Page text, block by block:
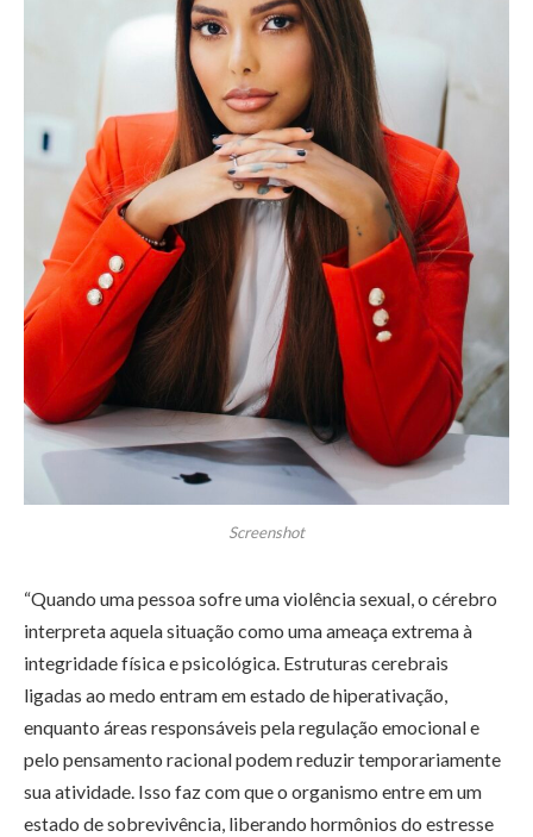
Screenshot
“Quando uma pessoa sofre uma violência sexual, o cérebro
interpreta aquela situação como uma ameaça extrema à
integridade física e psicológica. Estruturas cerebrais
ligadas ao medo entram em estado de hiperativação,
enquanto áreas responsáveis pela regulação emocional e
pelo pensamento racional podem reduzir temporariamente
sua atividade. Isso faz com que o organismo entre em um
estado de sobrevivência, liberando hormônios do estresse